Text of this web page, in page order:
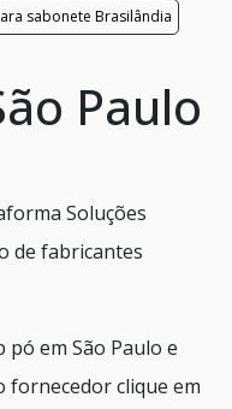
sabonete Brasilândia
Paulo
Soluções
de fabricantes
em São Paulo e
fornecedor clique em